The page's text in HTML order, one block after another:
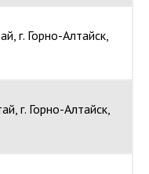
г. Горно-Алтайск,
г. Горно-Алтайск,